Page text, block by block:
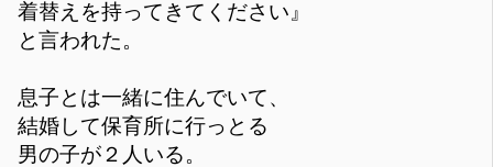
着替えを持ってきてください』
と言われた。
息子とは一緒に住んでいて、
結婚して保育所に行っとる
男の子が２人いる。